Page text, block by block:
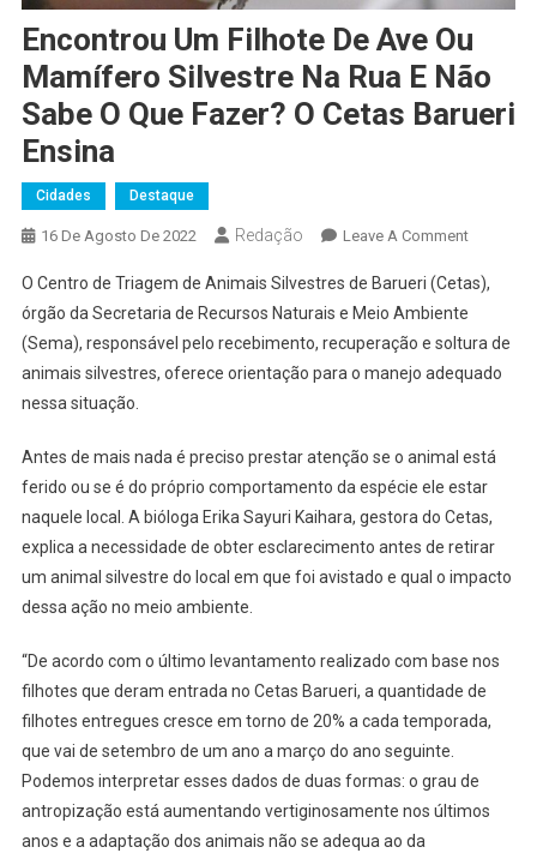
Encontrou Um Filhote De Ave Ou
Mamífero Silvestre Na Rua E Não
Sabe O Que Fazer? O Cetas Barueri
Ensina
Cidades Destaque
16 De Agosto De 2022 Redação Leave A CommentOn
Um
Filhote
De
Ave
Silvestre
Na
Rua
E
Sabe
O
Cetas
Ensina
O Centro de Triagem de Animais Silvestres de Barueri (Cetas),
órgão da Secretaria de Recursos Naturais e Meio Ambiente
(Sema), responsável pelo recebimento, recuperação e soltura de
animais silvestres, oferece orientação para o manejo adequado
nessa situação.
Antes de mais nada é preciso prestar atenção se o animal está
ferido ou se é do próprio comportamento da espécie ele estar
naquele local. A bióloga Erika Sayuri Kaihara, gestora do Cetas,
explica a necessidade de obter esclarecimento antes de retirar
um animal silvestre do local em que foi avistado e qual o impacto
dessa ação no meio ambiente.
“De acordo com o último levantamento realizado com base nos
filhotes que deram entrada no Cetas Barueri, a quantidade de
filhotes entregues cresce em torno de 20% a cada temporada,
que vai de setembro de um ano a março do ano seguinte.
Podemos interpretar esses dados de duas formas: o grau de
antropização está aumentando vertiginosamente nos últimos
anos e a adaptação dos animais não se adequa ao da